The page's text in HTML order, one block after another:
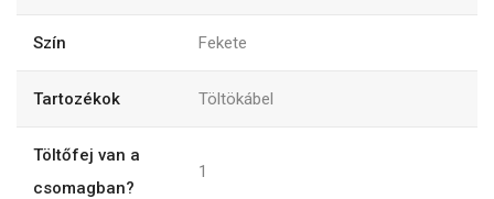
Szín Fekete
Tartozékok Töltökábel
Töltőfej van a
csomagban?
1